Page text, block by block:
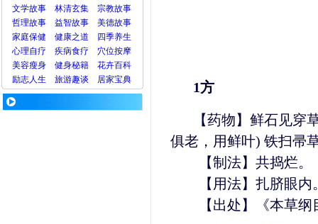
文学故事
林清玄集
宗教故事
哲理故事
益智故事
美德故事
家庭保健
健康之道
四季养生
心理自疗 疾病食疗 穴位按摩
美容瘦身 健身秘籍 花卉百科
励志人生
旅游趣谈 居家宝典 1方
【药物】鲜石见穿
俱老，用鲜叶) 铁扫帚
【制法】共捣烂。
【用法】扎脐眼内
【出处】《本草纲